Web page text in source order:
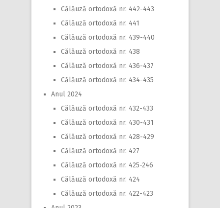
Călăuză ortodoxă nr. 442-443
Călăuză ortodoxă nr. 441
Călăuză ortodoxă nr. 439-440
Călăuză ortodoxă nr. 438
Călăuză ortodoxă nr. 436-437
Călăuză ortodoxă nr. 434-435
Anul 2024
Călăuză ortodoxă nr. 432-433
Călăuză ortodoxă nr. 430-431
Călăuză ortodoxă nr. 428-429
Călăuză ortodoxă nr. 427
Călăuză ortodoxă nr. 425-246
Călăuză ortodoxă nr. 424
Călăuză ortodoxă nr. 422-423